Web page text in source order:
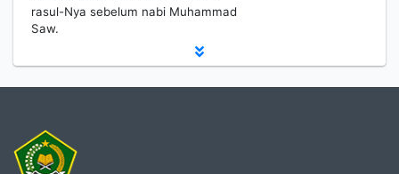
rasul-Nya sebelum nabi Muhammad
Saw.